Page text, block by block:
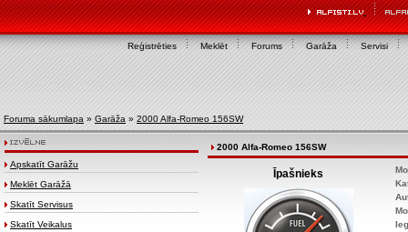
Reģistrēties Meklēt Forums Garāža Servisi
Foruma sākumlapa » Garāža » 2000 Alfa-Romeo 156SW
Apskatīt Garāžu
Meklēt Garāžā
Skatīt Servisus
Skatīt Veikalus
2000 Alfa-Romeo 156SW
Īpašnieks